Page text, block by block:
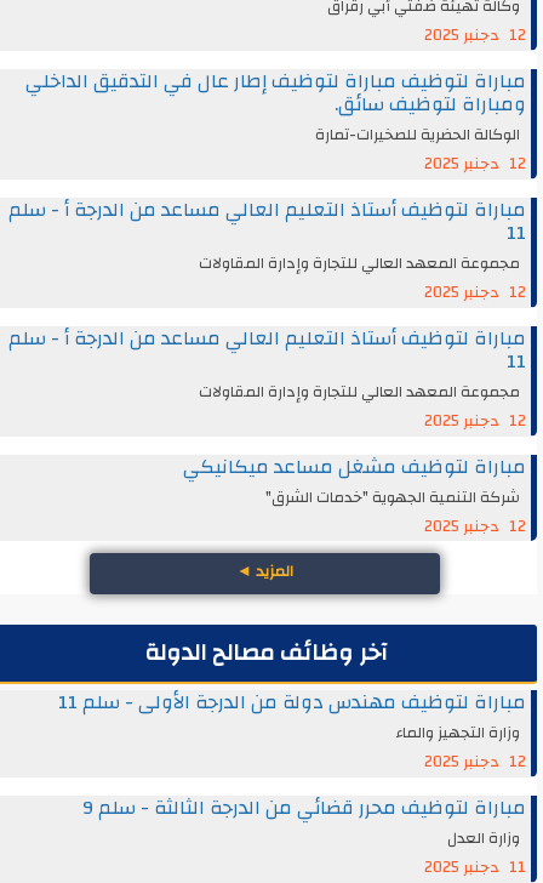
12 دجنبر 2025
مباراة لتوظيف مباراة لتوظيف إطار عال في التدقيق الداخلي
ومباراة لتوظيف سائق.
الوكالة الحضرية للصخيرات-تمارة
12 دجنبر 2025
مباراة لتوظيف أستاذ التعليم العالي مساعد من الدرجة أ - سلم
11
مجموعة المعهد العالي للتجارة وإدارة المقاولات
12 دجنبر 2025
مباراة لتوظيف أستاذ التعليم العالي مساعد من الدرجة أ - سلم
11
مجموعة المعهد العالي للتجارة وإدارة المقاولات
12 دجنبر 2025
مباراة لتوظيف مشغل مساعد ميكانيكي
شركة التنمية الجهوية "خدمات الشرق"
12 دجنبر 2025
المزيد◄
آخر وظائف مصالح الدولة
مباراة لتوظيف مهندس دولة من الدرجة الأولى - سلم 11
وزارة التجهيز والماء
12 دجنبر 2025
مباراة لتوظيف محرر قضائي من الدرجة الثالثة - سلم 9
وزارة العدل
11 دجنبر 2025